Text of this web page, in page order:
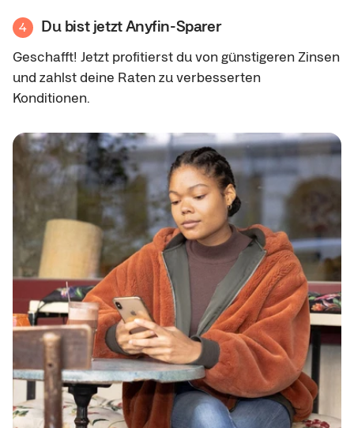
4 Du bist jetzt Anyfin-Sparer
Geschafft! Jetzt profitierst du von günstigeren Zinsen
und zahlst deine Raten zu verbesserten
Konditionen.